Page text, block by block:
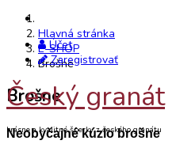
Účet
Zaregistrovať
Český granát
krásne a kvalitné šperky z českého granátu
Hlavná stránka
E-SHOP
Brošne
Brošne
Neobyčajné kúzlo brošne